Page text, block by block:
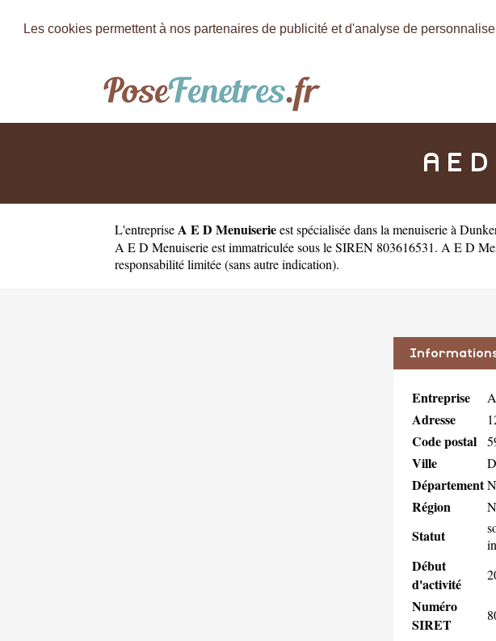
Les cookies permettent à nos partenaires de publicité et d'analyse de
A E
L'entreprise A E D Menuiserieestspécialisée dans la menuiserie à
A E D Menuiserie est immatriculée sous le SIREN 803616531. A E D
responsabilité limitée (sans autre indication).
Entreprise
Adresse
Code postal
Ville
Département
Région
Statut
Début
d'activité
Numéro
SIRET